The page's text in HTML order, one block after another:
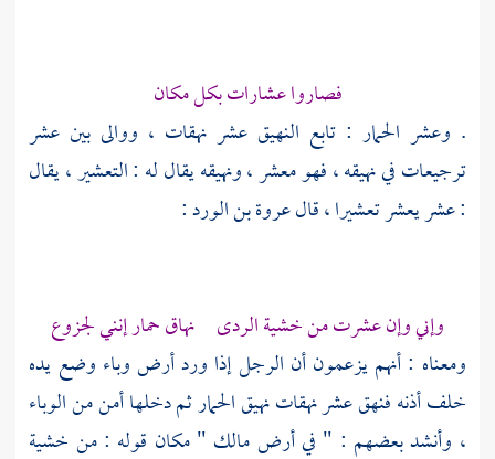
فصاروا عشارات بكل مكان
. وعشر الحمار : تابع النهيق عشر نهقات ، ووالى بين عشر
ترجيعات في نهيقه ، فهو معشر ، ونهيقه يقال له : التعشير ، يقال
: عشر يعشر تعشيرا ، قالعروة بن الورد:
وإني وإن عشرت من خشية الردى نهاق حمار إنني لجزوع
ومعناه : أنهم يزعمون أن الرجل إذا ورد أرض وباء وضع يده
خلف أذنه فنهق عشر نهقات نهيق الحمار ثم دخلها أمن من الوباء
، وأنشد بعضهم : " في أرض مالك " مكان قوله : من خشية